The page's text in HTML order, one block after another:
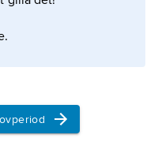
talet. Att man
och andra
sedan slutet av